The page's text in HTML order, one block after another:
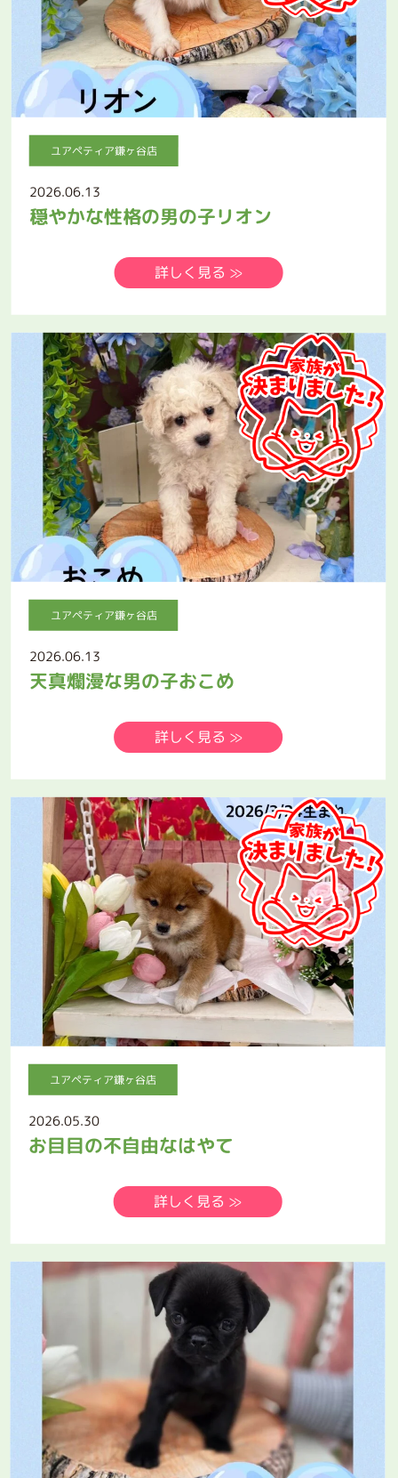
ユアペティア鎌ヶ谷店
2026.06.13
穏やかな性格の男の子リオン
詳しく見る ≫
ユアペティア鎌ヶ谷店
2026.06.13
天真爛漫な男の子おこめ
詳しく見る ≫
ユアペティア鎌ヶ谷店
2026.05.30
お目目の不自由なはやて
詳しく見る ≫